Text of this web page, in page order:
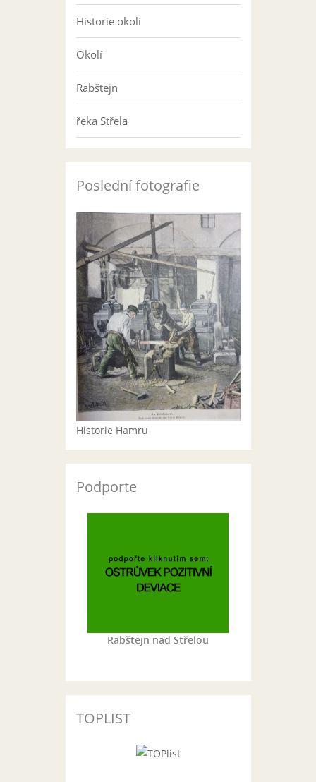
Historie okolí
Okolí
Rabštejn
řeka Střela
Poslední fotografie
Historie Hamru
Podporte
Rabštejn nad Střelou
TOPLIST